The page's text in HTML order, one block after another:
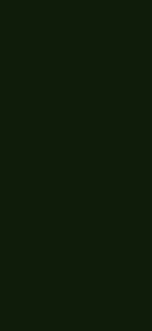
El RESPONSABLE no se hace
enunciativo, pero no limitativo,
cualquier otro medio que
web del RESPONSABLE. Sin
LSSICE, se pone a disposición
de forma activa en la retirada o,
contravenir la legislación
En caso de que el usuario
susceptible de esta
Este sitio web ha sido revisado
garantizarse el correcto
RESPONSABLE no descarta la
acontezcan causas de fuerza
hagan imposible el acceso a la
Los servidores del sitio web
dominio utilizados por el
ordenador cuando éste se
actividad del servidor
fin de obtener mediciones
páginas, el número de visitas